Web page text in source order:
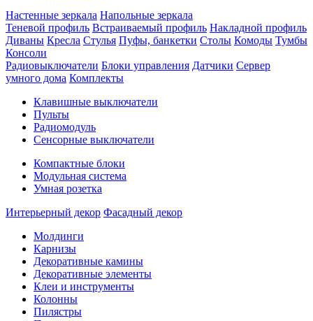
Настенные зеркала Напольные зеркала
Теневой профиль Встраиваемый профиль Накладной профиль
Диваны Кресла Стулья Пуфы, банкетки Столы Комоды Тумбы
Консоли
Радиовыключатели Блоки управления Датчики Сервер
умного дома Комплекты
Клавишные выключатели
Пульты
Радиомодуль
Сенсорные выключатели
Компактные блоки
Модульная система
Умная розетка
Интерьерный декор Фасадный декор
Молдинги
Карнизы
Декоративные камины
Декоративные элементы
Клеи и инструменты
Колонны
Пилястры